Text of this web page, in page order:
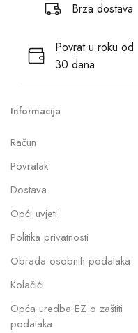
Brza dostava
Povrat u roku od
30 dana
Informacija
Račun
Povratak
Dostava
Opći uvjeti
Politika privatnosti
Obrada osobnih podataka
Kolačići
Opća uredba EZ o zaštiti
podataka